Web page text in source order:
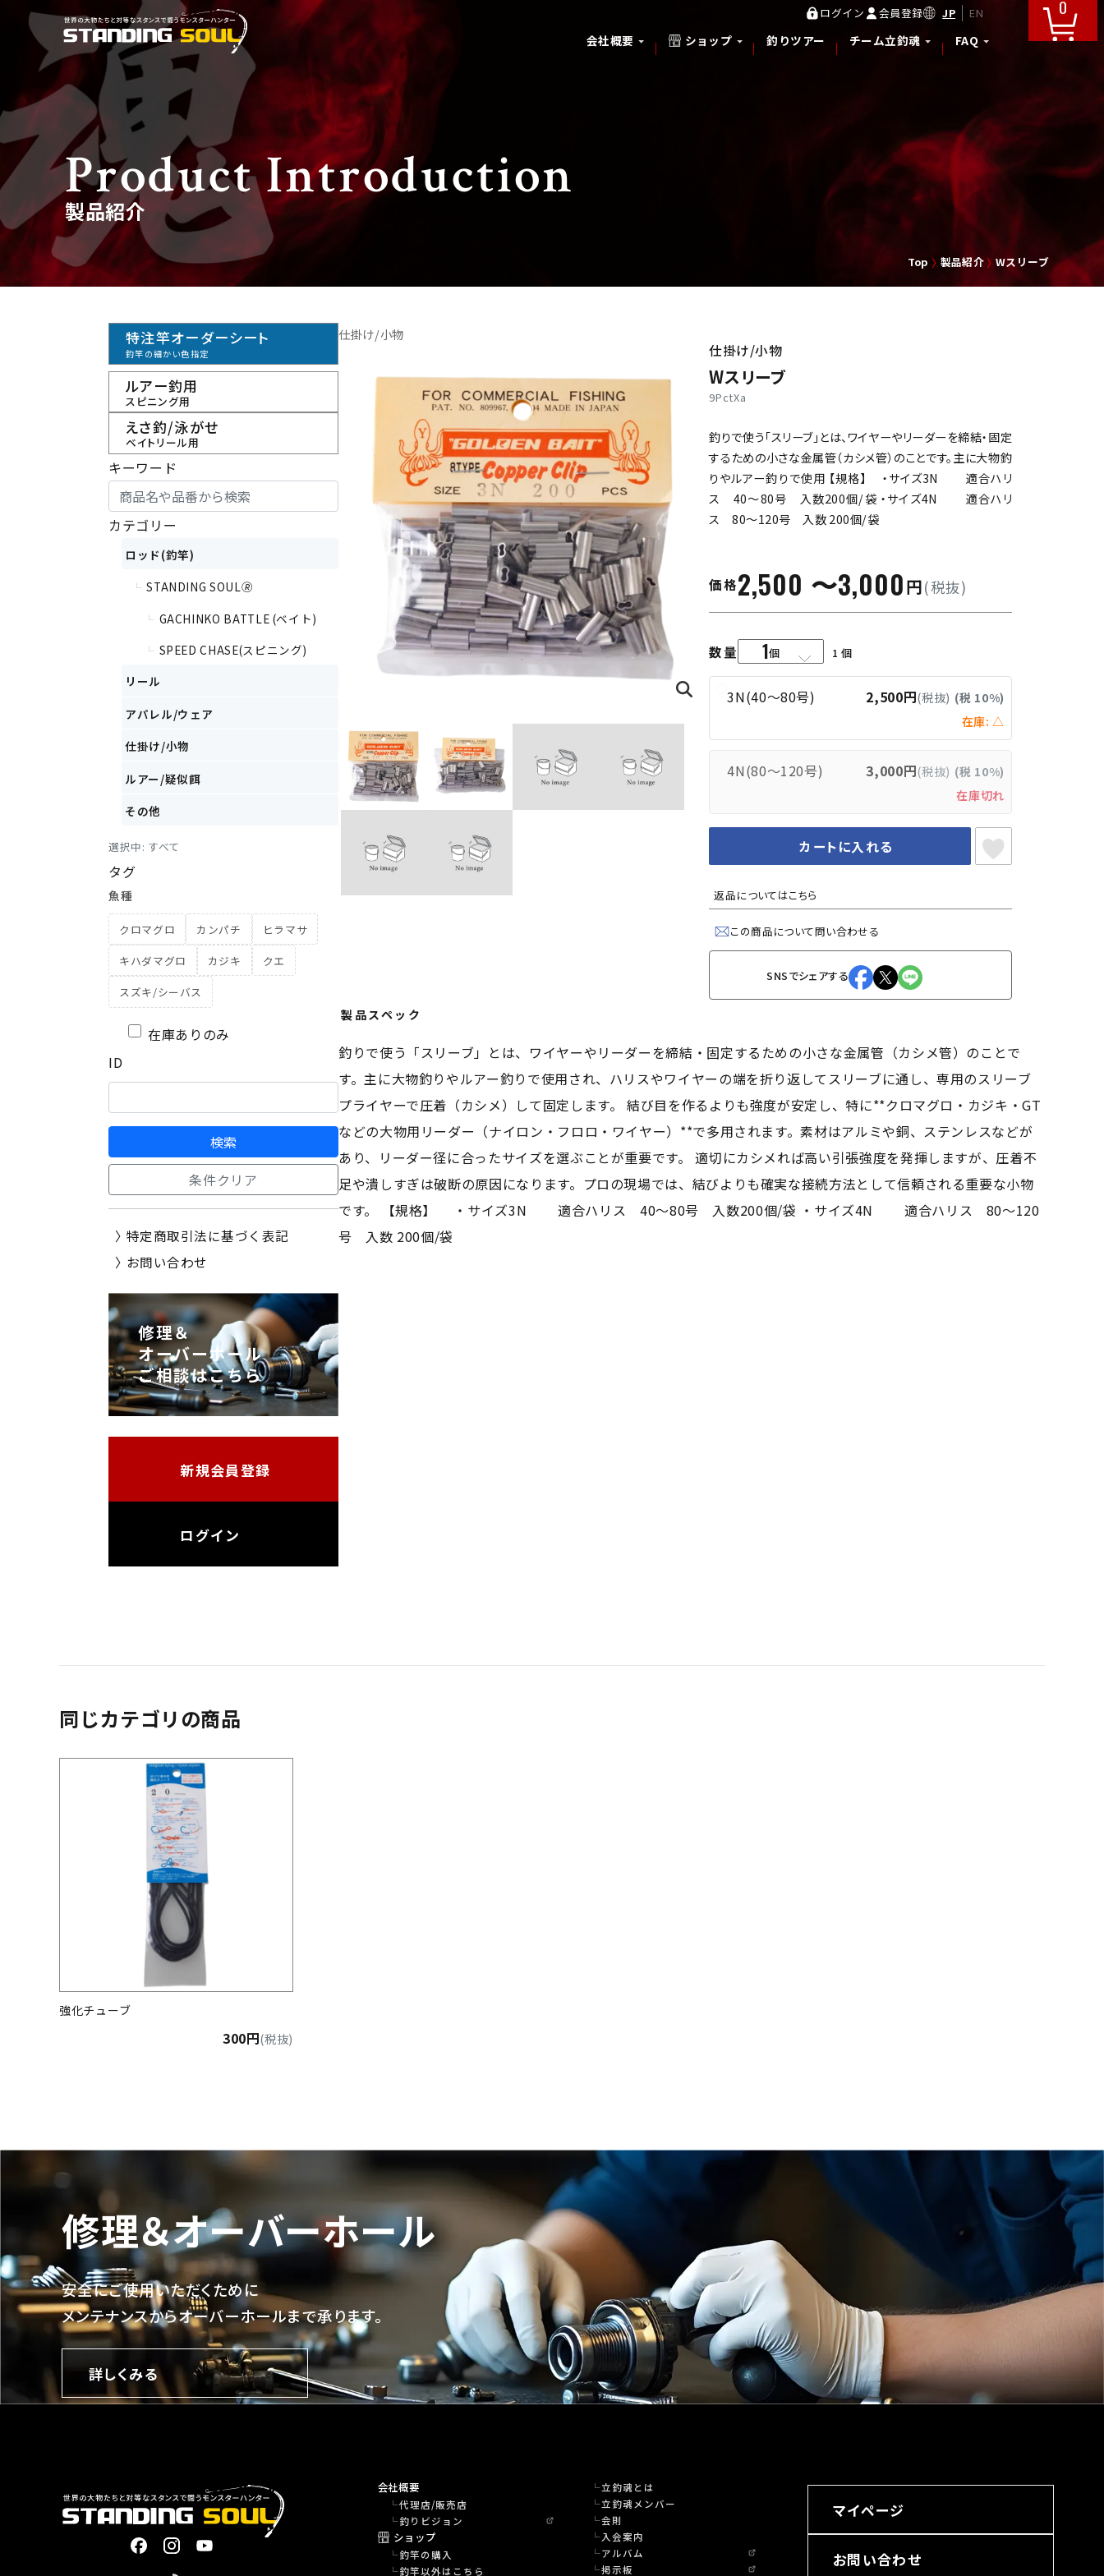
ログイン 会員登録 JP EN
会社概要 ショップ 釣りツアー チーム立釣魂 FAQ
0
Product Introduction
製品紹介
Top 製品紹介 Wスリーブ
仕掛け/小物
仕掛け/小物
Wスリーブ
9PctXa
釣りで使う「スリーブ」とは、ワイヤーやリーダーを締結・固定
するための小さな金属管（カシメ管）のことです。主に大物釣
りやルアー釣りで使用 【規格】 ・サイズ3N 適合ハリ
ス 40～80号 入数200個/袋 ・サイズ4N 適合ハリ
ス 80～120号 入数 200個/袋
価格2,500 〜3,000円(税抜)
数量 1個
3N(40～80号) 2,500円(税抜) (税 10%)
在庫: △
4N(80～120号) 3,000円(税抜) (税 10%)
在庫切れ
カートに入れる
返品についてはこちら
この商品について問い合わせる
SNSでシェアする
製品スペック
釣りで使う「スリーブ」とは、ワイヤーやリーダーを締結・固定するための小さな金属管（カシメ管）のことで
す。主に大物釣りやルアー釣りで使用され、ハリスやワイヤーの端を折り返してスリーブに通し、専用のスリーブ
プライヤーで圧着（カシメ）して固定します。 結び目を作るよりも強度が安定し、特に**クロマグロ・カジキ・GT
などの大物用リーダー（ナイロン・フロロ・ワイヤー）**で多用されます。素材はアルミや銅、ステンレスなどが
あり、リーダー径に合ったサイズを選ぶことが重要です。 適切にカシメれば高い引張強度を発揮しますが、圧着不
足や潰しすぎは破断の原因になります。プロの現場では、結びよりも確実な接続方法として信頼される重要な小物
です。 【規格】 ・サイズ3N 適合ハリス 40～80号 入数200個/袋 ・サイズ4N 適合ハリス 80～120
号 入数 200個/袋
特注竿オーダーシート
釣竿の細かい色指定
ルアー釣用
スピニング用
えさ釣/泳がせ
ベイトリール用
キーワード
カテゴリー
ロッド(釣竿)
└ STANDING SOUL🄬
└ GACHINKO BATTLE (ベイト)
└ SPEED CHASE(スピニング)
リール
アパレル/ウェア
仕掛け/小物
ルアー/疑似餌
その他
選択中: すべて
タグ
魚種
クロマグロ カンパチ ヒラマサ
キハダマグロ カジキ クエ
スズキ/シーバス
在庫ありのみ
ID
検索
条件クリア
特定商取引法に基づく表記
お問い合わせ
修理＆
オーバーホール
ご相談はこちら
新規会員登録
ログイン
同じカテゴリの商品
強化チューブ
300円(税抜)
修理＆オーバーホール
安全にご使用いただくために
メンテナンスからオーバーホールまで承ります。
詳しくみる
会社概要
代理店/販売店
釣りビジョン
ショップ
釣竿の購入
釣竿以外はこちら
立釣魂とは
立釣魂メンバー
会則
入会案内
アルバム
掲示板
マイページ
お問い合わせ